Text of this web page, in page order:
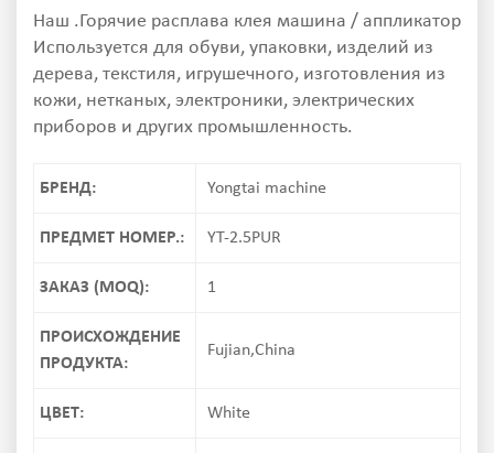
Наш .Горячие расплава клея машина / аппликатор
Используется для обуви, упаковки, изделий из
дерева, текстиля, игрушечного, изготовления из
кожи, нетканых, электроники, электрических
приборов и других промышленность.
БРЕНД: Yongtai machine
ПРЕДМЕТ НОМЕР.: YT-2.5PUR
ЗАКАЗ (MOQ): 1
ПРОИСХОЖДЕНИЕ
ПРОДУКТА:
Fujian,China
ЦВЕТ: White